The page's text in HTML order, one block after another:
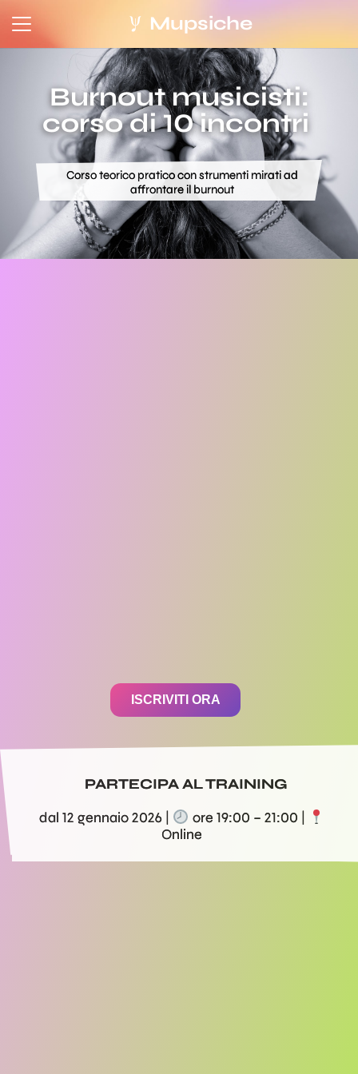
Mupsiche
Burnout musicisti:
corso di 10 incontri
Corso teorico pratico con strumenti mirati ad
affrontare il burnout
ISCRIVITI ORA
PARTECIPA AL TRAINING
dal 12 gennaio 2026 |
ore 19:00 – 21:00 |
Online